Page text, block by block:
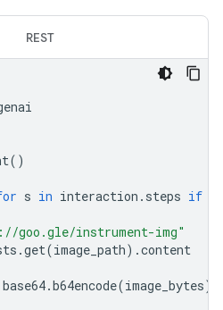
REST
()
s in interaction . steps if
goo.gle/instrument-img"
.get(image_path) .content
base64.b64encode(image_bytes)